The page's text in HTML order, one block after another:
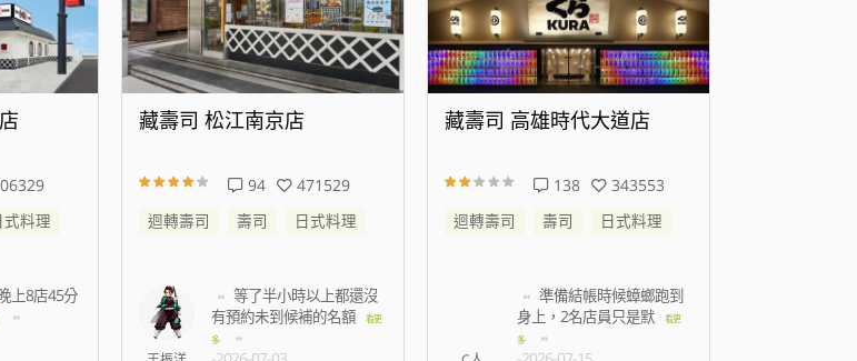
式料理
上8店45分
藏壽司 松江南京店
94
471529
迴轉壽司
壽司 日式料理
等了半小時以上都還沒
有預約未到候補的名額
看更
多
藏壽司 高雄時代大道店
138
343553
迴轉壽司
壽司 日式料理
準備結帳時候蟑螂跑到
身上，2名店員只是默
看更
多